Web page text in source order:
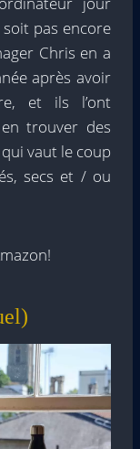
pas encore
Chris en a
après avoir
et ils l’ont
trouver des
vaut le coup
secs et / ou